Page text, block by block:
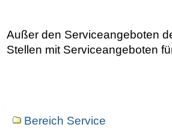
Außer den Serviceangeboten
Stellen mit Serviceangeboten
NavigationBereich Service